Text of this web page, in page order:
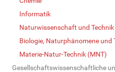
Informatik
Naturwissenschaft und
Biologie, Naturphänomene und
Materie-Natur-Technik (MNT)
Gesellschaftswissenschaftliche